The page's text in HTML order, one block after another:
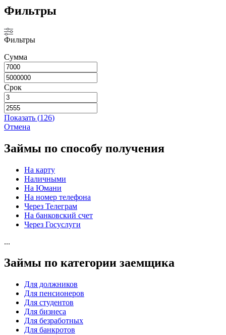
Фильтры
Фильтры
Сумма
Срок
Показать (126)
Отмена
Займы по способу получения
На карту
Наличными
На Юмани
На номер телефона
Через Телеграм
На банковский счет
Через Госуслуги
...
Займы по категории заемщика
Для должников
Для пенсионеров
Для студентов
Для бизнеса
Для безработных
Для банкротов